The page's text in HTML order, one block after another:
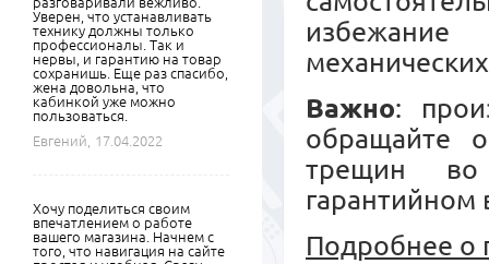
Важно:
обращайте
трещин во
гарантийном
Подробнее о
Уверен, что устанавливать
технику должны только
профессионалы. Так и
нервы, и гарантию на товар
сохранишь. Еще раз спасибо,
жена довольна, что
кабинкой уже можно
пользоваться.
Евгений,
17.04.2022
Хочу поделиться своим
впечатлением о работе
вашего магазина. Начнем с
того, что навигация на сайте